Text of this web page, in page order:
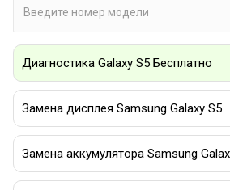
Диагностика Galaxy S5 Бесплатно
Замена дисплея Samsung Galaxy S5
Замена аккумулятора Samsung